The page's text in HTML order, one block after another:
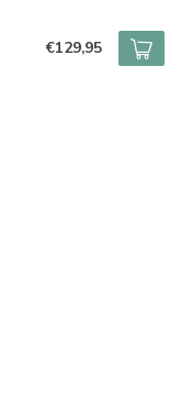
€129,95